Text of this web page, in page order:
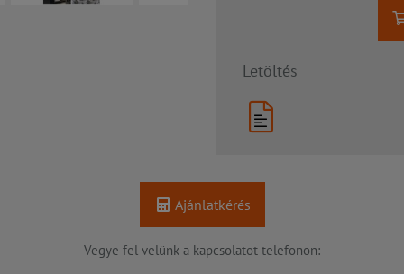
Letöltés
Ajánlatkérés
Vegye fel velünk a kapcsolatot telefonon: